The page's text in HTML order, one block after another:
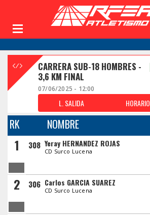
CARRERA SUB-18 HOMBRES -
3,6 KM FINAL
07/06/2025 - 12:00
L. SALIDA HORARIO
RK NOMBRE
1 308 Yeray HERNANDEZ ROJAS
CD Surco Lucena
2 306 Carlos GARCIA SUAREZ
CD Surco Lucena